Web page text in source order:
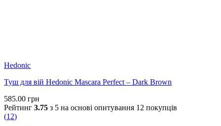
Hedonic
Туш для вій Hedonic Mascara Perfect – Dark Brown
585.00 грн
Рейтинг 3.75 з 5 на основі опитування 12 покупців
(12)